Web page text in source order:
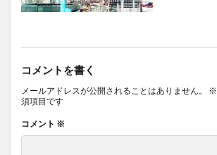
コメントを書く
メールアドレスが公開されることはありません。 ※
須項目です
コメント ※